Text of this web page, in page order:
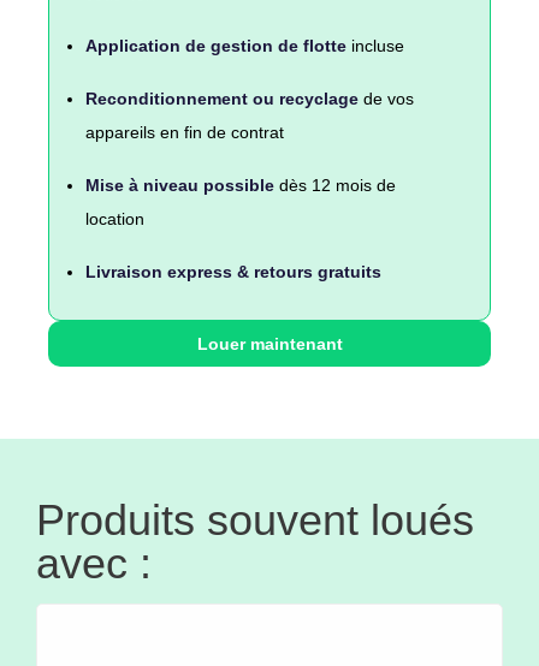
Application de gestion de flotte incluse
Reconditionnement ou recyclage de vos
appareils en fin de contrat
Mise à niveau possible dès 12 mois de
location
Livraison express & retours gratuits
Louer maintenant
Produits souvent loués
avec :